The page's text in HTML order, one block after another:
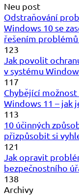
Neu post
Odstraňování
Windows 10 se
řešením problémů
123
Jak povolit
v systému
117
Chybějící
Windows 11 – jak
113
10 účinných
přizpůsobit si
121
Jak opravit
bezpečnostního
138
Archivy